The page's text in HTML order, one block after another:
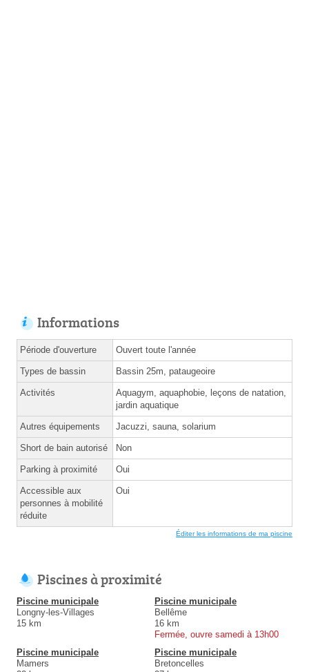
Informations
Période d'ouverture Ouvert toute l'année
Types de bassin Bassin 25m, pataugeoire
Activités
Aquagym, aquaphobie, leçons de natation,
jardin aquatique
Autres équipements Jacuzzi, sauna, solarium
Short de bain autorisé Non
Parking à proximité Oui
Accessible aux
personnes à mobilité
réduite
Oui
Éditer les informations de ma piscine
Piscines à proximité
Piscine municipale
Longny-les-Villages
15 km
Piscine municipale
Bellême
16 km
Fermée, ouvre samedi à 13h00
Piscine municipale
Mamers
Piscine municipale
Bretoncelles